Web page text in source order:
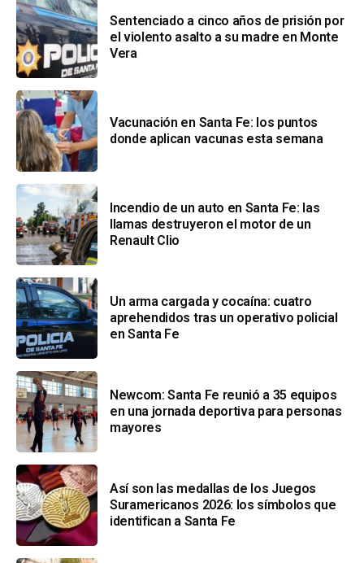
Sentenciado a cinco años de prisión por
el violento asalto a su madre en Monte
Vera
Vacunación en Santa Fe: los puntos
donde aplican vacunas esta semana
Incendio de un auto en Santa Fe: las
llamas destruyeron el motor de un
Renault Clio
Un arma cargada y cocaína: cuatro
aprehendidos tras un operativo policial
en Santa Fe
Newcom: Santa Fe reunió a 35 equipos
en una jornada deportiva para personas
mayores
Así son las medallas de los Juegos
Suramericanos 2026: los símbolos que
identifican a Santa Fe